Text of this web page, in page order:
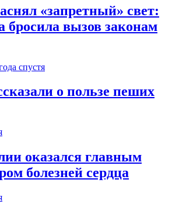
«запретный» свет:
бросила вызов законам
спустя
о пользе пеших
оказался главным
болезней сердца